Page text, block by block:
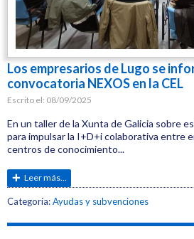
Los empresarios de Lugo se
convocatoria NEXOS en la CEL
Escrito el: 08/09/2025
En un taller de la Xunta de Galicia sobre
para impulsar la I+D+i colaborativa entre
centros de conocimiento...
Leer más...
Categoría:Ayudas y subvenciones
Etiquetas: